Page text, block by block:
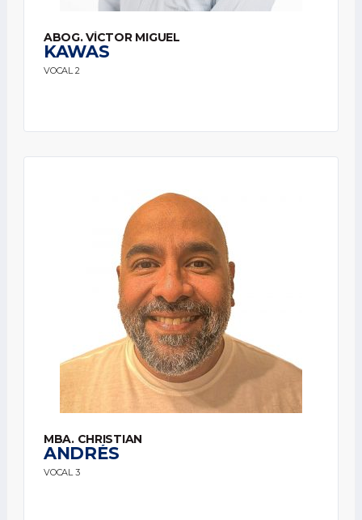
ABOG. VÍCTOR MIGUEL
KAWAS
VOCAL 2
MBA. CHRISTIAN
ANDRÉS
VOCAL 3